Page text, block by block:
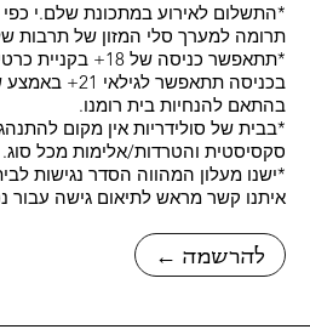
← להרשמה
*התשלום לאירוע במתכונת שלם.י
תרומה למערך סלי המזון של תרבות
*תתאפשר כניסה של
בהתאם להנחיות בית רומנו.
*בבית של סולידריות אין מקום
סקסיסטית והטרדות/אלימות מכל סוג.
*ישנו מעלון המהווה הסדר נגישות
איתנו קשר מראש לתיאום גישה עבור